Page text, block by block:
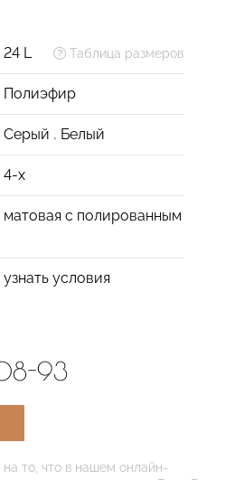
24 L Таблица размеров
Полиэфир
Серый , Белый
4-х
матовая с полированным
узнать условия
93
то, что в нашем онлайн-